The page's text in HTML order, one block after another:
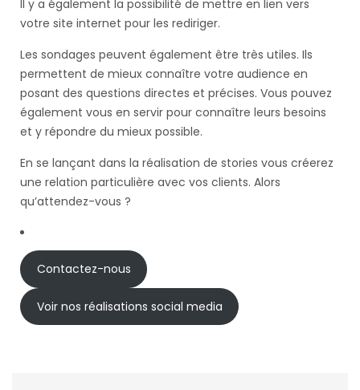
Il y a également la possibilité de mettre en lien vers
votre site internet pour les rediriger.
Les sondages peuvent également être très utiles. Ils
permettent de mieux connaître votre audience en
posant des questions directes et précises. Vous pouvez
également vous en servir pour connaître leurs besoins
et y répondre du mieux possible.
En se lançant dans la réalisation de stories vous créerez
une relation particulière avec vos clients. Alors
qu’attendez-vous ?
Contactez-nous
Voir nos réalisations social media